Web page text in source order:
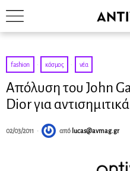
fashion · κόσμος · νέα
Απόλυση του John
Dior για
02/03/2011 από lucas@avmag.gr